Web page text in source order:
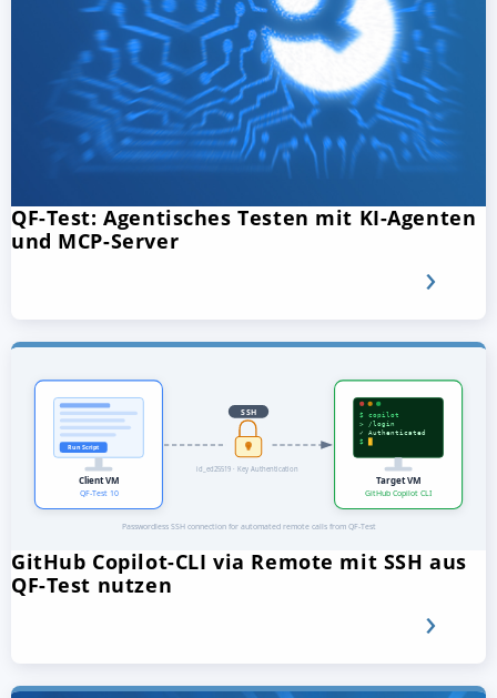
QF-Test: Agentisches Testen mit KI-Agenten
und MCP-Server
GitHub Copilot-CLI via Remote mit SSH aus
QF-Test nutzen